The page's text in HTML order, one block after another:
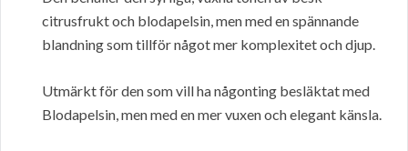
citrusfrukt och blodapelsin, men med en spännande
blandning som tillför något mer komplexitet och djup.
Utmärkt för den som vill ha någonting besläktat med
Blodapelsin, men med en mer vuxen och elegant känsla.